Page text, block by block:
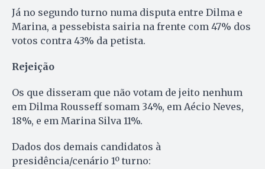
Já no segundo turno numa disputa entre Dilma e
Marina, a pessebista sairia na frente com 47% dos
votos contra 43% da petista.
Rejeição
Os que disseram que não votam de jeito nenhum
em Dilma Rousseff somam 34%, em Aécio Neves,
18%, e em Marina Silva 11%.
Dados dos demais candidatos à
presidência/cenário 1º turno: